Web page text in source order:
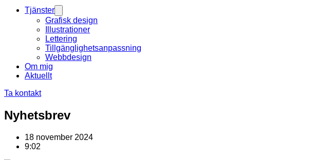
Tjänster
Grafisk design
Illustrationer
Lettering
Tillgänglighetsanpassning
Webbdesign
Om mig
Aktuellt
Ta kontakt
Nyhetsbrev
18 november 2024
9:02